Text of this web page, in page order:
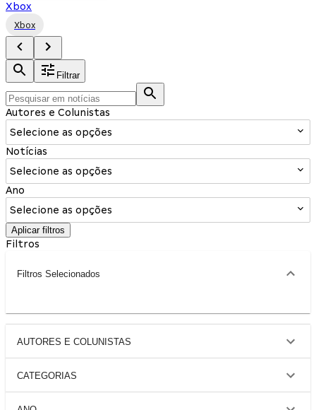
Xbox
Xbox
Filtrar
Autores e Colunistas
Selecione as opções
Notícias
Selecione as opções
Ano
Selecione as opções
Aplicar filtros
Filtros
Filtros Selecionados
AUTORES E COLUNISTAS
CATEGORIAS